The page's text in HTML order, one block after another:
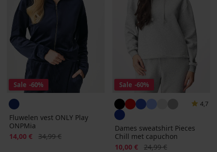
Sale -60%
Fluwelen vest ONLY Play
ONPMia
Korting
14,00 € Oorspronkelijke prijs
34,99 €
Sale -60%
4,7
Dames sweatshirt Pieces
Chill met capuchon
Korting
10,00 € Oorspronkelijke prijs
24,99 €